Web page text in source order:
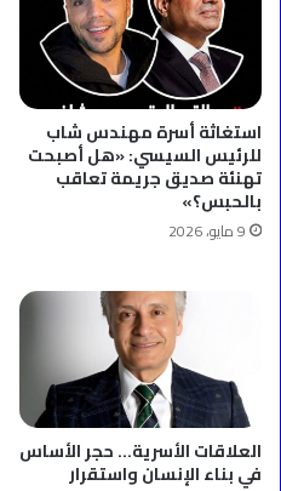
استغاثة أسرة مهندس شاب
للرئيس السيسي: «هل أصبحت
تهنئة صديق جريمة تعاقب
بالحبس؟»
9 مايو، 2026
العلاقات الأسرية… حجر الأساس
في بناء الإنسان واستقرار